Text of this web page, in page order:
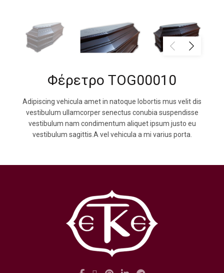
Φέρετρο TOG00010
Adipiscing vehicula amet in natoque lobortis mus velit dis
vestibulum ullamcorper senectus conubia suspendisse
vestibulum nam condimentum aliquet ipsum justo eu
vestibulum sagittis.A vel vehicula a mi varius porta.